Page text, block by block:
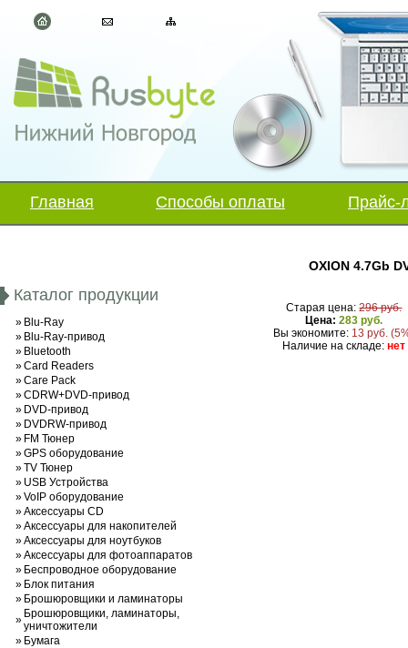
Главная Способы оплаты Прайс-
Каталог продукции
» Blu-Ray
» Blu-Ray-привод
» Bluetooth
»Card Readers
»Care Pack
»CDRW+DVD-привод
» DVD-привод
» DVDRW-привод
» FM Тюнер
»GPS оборудование
»TV Тюнер
» USB Устройства
»VoIP оборудование
»Аксессуары CD
»Аксессуары для накопителей
»Аксессуары для ноутбуков
»Аксессуары для фотоаппаратов
» Беспроводное оборудование
» Блок питания
» Брошюровщики и ламинаторы
» Брошюровщики, ламинаторы,
уничтожители
» Бумага
OXION 4.7Gb
Старая цена:296 руб.
Цена:283 руб.
Вы экономите: 13 руб.
Наличие на складе:нет